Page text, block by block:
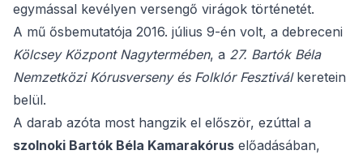
egymással kevélyen versengő virágok történetét.
A mű ősbemutatója 2016. július 9-én volt, a debreceni
Kölcsey Központ Nagytermében, a 27. Bartók Béla
Nemzetközi Kórusverseny és Folklór Fesztiválkeretein
belül.
A darab azóta most hangzik el először, ezúttal a
szolnoki Bartók Béla Kamarakórus előadásában,